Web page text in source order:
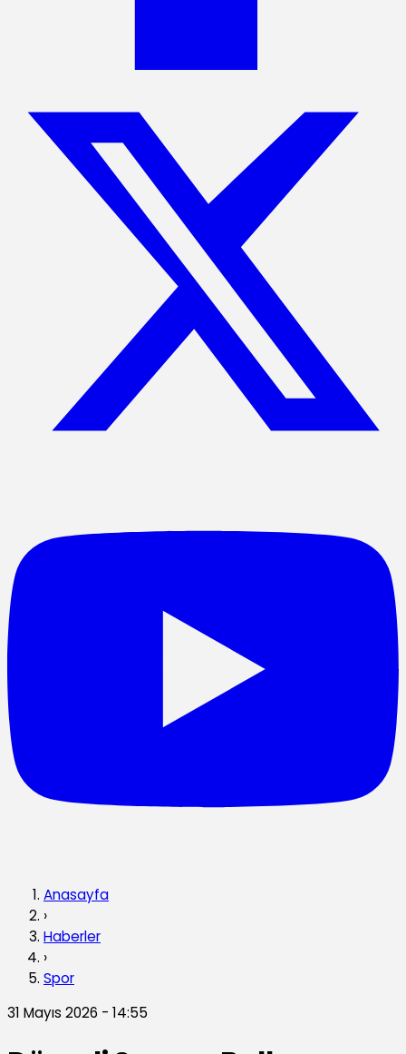
Anasayfa
›
Haberler
›
Spor
31 Mayıs 2026 - 14:55